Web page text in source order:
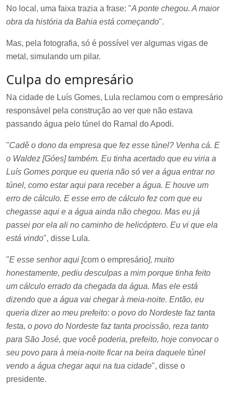
No local, uma faixa trazia a frase: "A ponte chegou. A maior
obra da história da Bahia está começando".
Mas, pela fotografia, só é possível ver algumas vigas de
metal, simulando um pilar.
Culpa do empresário
Na cidade de Luís Gomes, Lula reclamou com o empresário
responsável pela construção ao ver que não estava
passando água pelo túnel do Ramal do Apodi.
"Cadê o dono da empresa que fez esse túnel? Venha cá. E
o Waldez [Góes] também. Eu tinha acertado que eu viria a
Luís Gomes porque eu queria não só ver a água entrar no
túnel, como estar aqui para receber a água. E houve um
erro de cálculo. E esse erro de cálculo fez com que eu
chegasse aqui e a água ainda não chegou. Mas eu já
passei por ela ali no caminho de helicóptero. Eu vi que ela
está vindo", disse Lula.
"E esse senhor aqui [com o empresário], muito
honestamente, pediu desculpas a mim porque tinha feito
um cálculo errado da chegada da água. Mas ele está
dizendo que a água vai chegar à meia-noite. Então, eu
queria dizer ao meu prefeito: o povo do Nordeste faz tanta
festa, o povo do Nordeste faz tanta procissão, reza tanto
para São José, que você poderia, prefeito, hoje convocar o
seu povo para à meia-noite ficar na beira daquele túnel
vendo a água chegar aqui na tua cidade", disse o
presidente.